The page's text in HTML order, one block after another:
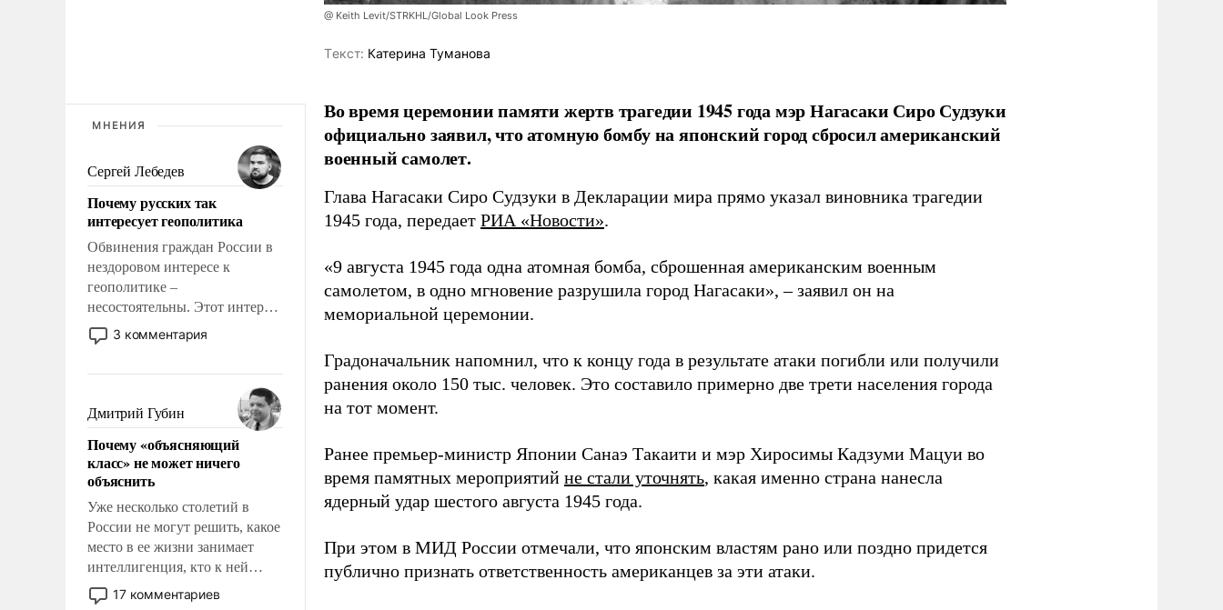
МНЕНИЯ
Сергей Лебедев
Почему русских так
интересует геополитика
Обвинения граждан России в
нездоровом интересе к
геополитике –
несостоятельны. Этот интерес
рационален и прагматичен. Он
обусловлен тысячелетним
фундаментальным знанием,
что мировая политика имеет
свойство заявляться на порог
нашего дома.
3 комментария
Дмитрий Губин
Почему «объясняющий
класс» не может ничего
объяснить
Уже несколько столетий в
России не могут решить, какое
место в ее жизни занимает
интеллигенция, кто к ней
принадлежит, а кого из нее
исключили с правом
17 комментариев
@ Keith Levit/STRKHL/Global Look Press
Tекст: Катерина Туманова
Во время церемонии памяти жертв трагедии 1945 года мэр Нагасаки Сиро Судзуки
официально заявил, что атомную бомбу на японский город сбросил американский
военный самолет.
Глава Нагасаки Сиро Судзуки в Декларации мира прямо указал виновника трагедии
1945 года, передает РИА «Новости».
«9 августа 1945 года одна атомная бомба, сброшенная американским военным
самолетом, в одно мгновение разрушила город Нагасаки», – заявил он на
мемориальной церемонии.
Градоначальник напомнил, что к концу года в результате атаки погибли или получили
ранения около 150 тыс. человек. Это составило примерно две трети населения города
на тот момент.
Ранее премьер-министр Японии Санаэ Такаити и мэр Хиросимы Кадзуми Мацуи во
время памятных мероприятий не стали уточнять, какая именно страна нанесла
ядерный удар шестого августа 1945 года.
При этом в МИД России отмечали, что японским властям рано или поздно придется
публично признать ответственность американцев за эти атаки.